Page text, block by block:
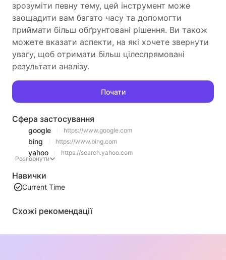
зрозуміти певну тему, цей інструмент може
заощадити вам багато часу та допомогти
приймати більш обґрунтовані рішення. Ви також
можете вказати аспекти, на які хочете звернути
увагу, щоб отримати більш цілеспрямовані
результати аналізу.
Почати
Сфера застосування
google https://www.google.com
bing https://www.bing.com
yahoo
https://search.yahoo.com
Розгорнути
Навички
Current Time
Схожі рекомендації
Витягування контенту списку відео